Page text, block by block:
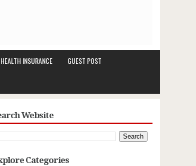
HEALTH INSURANCE GUEST POST
Website
Categories